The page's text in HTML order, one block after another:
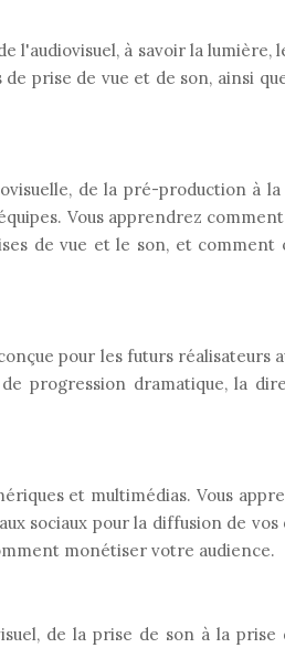
l'audiovisuel, à savoir la
prise de vue et de son, ainsi
de la pré-production à
Vous apprendrez
de vue et le son, et comment
pour les futurs réalisateurs
progression dramatique, la
et multimédias. Vous
sociaux pour la diffusion de
monétiser votre audience.
de la prise de son à la prise